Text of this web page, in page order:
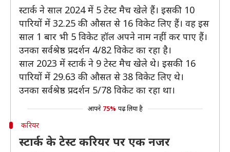
स्टार्क ने साल 2024 में 5 टेस्ट मैच खेले हैं। इसकी 10
पारियों में 32.25 की औसत से 16 विकेट लिए हैं। वह इस
साल 1 बार भी 5 विकेट हॉल अपने नाम नहीं कर पाए हैं।
उनका सर्वश्रेष्ठ प्रदर्शन 4/82 विकेट का रहा है।
साल 2023 में स्टार्क ने 9 टेस्ट मैच खेले थे। इसकी 16
पारियों में 29.63 की औसत से 38 विकेट लिए थे।
उनका सर्वश्रेष्ठ प्रदर्शन 5/78 विकेट का रहा था।
आपने 75% पढ़ लिया है
करियर
स्टार्क के टेस्ट करियर पर एक नजर